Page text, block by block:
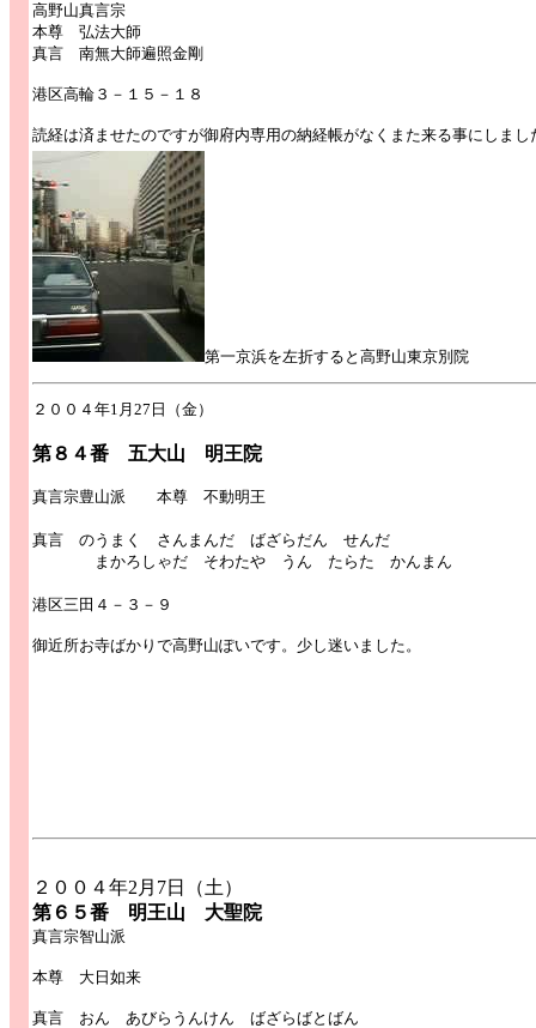
高野山真言宗
本尊 弘法大師
真言 南無大師遍照金剛
港区高輪３－１５－１８
読経は済ませたのですが御府内専用の納経帳がなくまた来る事にしまし
第一京浜を左折すると高野山東京別院
２００４年1月27日（金）
第８４番 五大山 明王院
真言宗豊山派 本尊 不動明王
真言 のうまく さんまんだ ばざらだん せんだ
まかろしゃだ そわたや うん たらた かんまん
港区三田４－３－９
御近所お寺ばかりで高野山ぽいです。少し迷いました。
２００４年2月7日（土）
第６５番 明王山 大聖院
真言宗智山派
本尊 大日如来
真言 おん あびらうんけん ばざらばとばん